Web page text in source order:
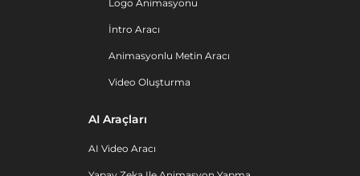
Logo Animasyonu
İntro Aracı
Animasyonlu Metin Aracı
Video Oluşturma
AI Araçları
AI Video Aracı